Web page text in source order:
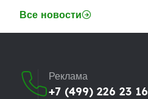
Все новости
Реклама
+7 (499) 226 23 16